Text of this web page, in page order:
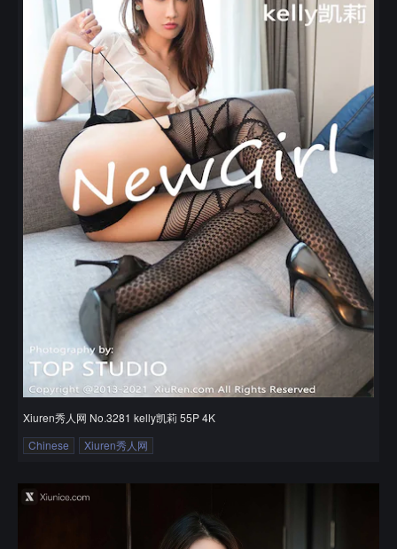
Xiuren秀人网 No.3281 kelly凯莉 55P 4K
Chinese
Xiuren秀人网